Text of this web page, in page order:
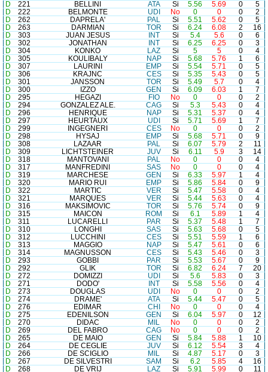
D
221 BELLINI ATA Si 5.56 5.69 0
5
D
222 BELMONTE UDI No 0 0 0
2
D
262 DAPRELA' PAL Si 5.51 5.62 0
5
D
263 DARMIAN TOR Si 6.24 6.08 2
16
D
303 JUAN JESUS INT Si 5.4 5.6 0
6
D
302 JONATHAN INT Si 6.25 6.25 0
3
D
304 KONKO LAZ Si 5 5 0
4
D
305 KOULIBALY NAP Si 5.68 5.76 1
6
D
307 LAURINI EMP Si 5.54 5.71 0
5
D
306 KRAJNC CES Si 5.35 5.43 0
5
D
301 JANSSON TOR Si 5.49 5.7 0
4
D
300 IZZO GEN Si 6.09 6.03 1
7
D
295 HEGAZI FIO No 0 0 0
2
D
294 GONZALEZ ALE. CAG Si 5.3 5.43 0
4
D
296 HENRIQUE NAP Si 5.31 5.37 0
4
D
297 HEURTAUX UDI Si 5.71 5.69 1
7
D
299 INGEGNERI CES No 0 0 0
2
D
298 HYSAJ EMP Si 5.68 5.71 0
9
D
308 LAZAAR PAL Si 6.07 5.79 2
11
D
309 LICHTSTEINER JUV Si 6.11 5.9 3
14
D
318 MANTOVANI PAL No 0 0 0
4
D
317 MANFREDINI SAS No 0 0 0
4
D
319 MARCHESE GEN Si 6.33 5.97 1
4
D
320 MARIO RUI EMP Si 5.86 5.84 0
9
D
322 MARTIC VER Si 5.47 5.58 0
4
D
321 MARQUES VER Si 5.44 5.63 0
4
D
316 MAKSIMOVIC TOR Si 5.76 5.74 0
9
D
315 MAICON ROM Si 6.1 5.89 1
4
D
311 LUCARELLI PAR Si 5.37 5.48 1
7
D
310 LONGHI SAS Si 5.63 5.68 0
5
D
312 LUCCHINI CES Si 5.51 5.59 1
6
D
313 MAGGIO NAP Si 5.47 5.61 0
6
D
314 MAGNUSSON CES Si 5.43 5.46 0
3
D
293 GOBBI PAR Si 5.53 5.67 0
9
D
292 GLIK TOR Si 6.82 6.24 7
20
D
272 DOMIZZI UDI Si 5.6 5.83 0
3
D
271 DODO' INT Si 5.58 5.56 0
4
D
273 DOUGLAS UDI No 0 0 0
2
D
274 DRAME' ATA Si 5.44 5.47 0
5
D
276 EDIMAR CHI No 0 0 0
4
D
275 EDENILSON GEN Si 6.04 5.97 0
12
D
270 DIDAC MIL No 0 0 0
2
D
269 DEL FABRO CAG No 0 0 0
2
D
265 DE MAIO GEN Si 5.84 5.88 1
10
D
264 DE CEGLIE JUV Si 6.12 5.54 3
4
D
266 DE SCIGLIO MIL Si 4.87 5.17 0
3
D
267 DE SILVESTRI SAM Si 6.2 5.85 4
16
D
268 DE VRIJ LAZ Si 5.91 5.99 0 11